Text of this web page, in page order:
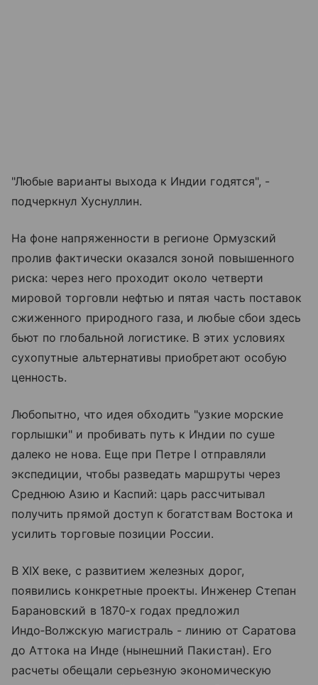
"Любые варианты выхода к Индии годятся", -
подчеркнул Хуснуллин.
На фоне напряженности в регионе Ормузский
пролив фактически оказался зоной повышенного
риска: через него проходит около четверти
мировой торговли нефтью и пятая часть поставок
сжиженного природного газа, и любые сбои здесь
бьют по глобальной логистике. В этих условиях
сухопутные альтернативы приобретают особую
ценность.
Любопытно, что идея обходить "узкие морские
горлышки" и пробивать путь к Индии по суше
далеко не нова. Еще при Петре I отправляли
экспедиции, чтобы разведать маршруты через
Среднюю Азию и Каспий: царь рассчитывал
получить прямой доступ к богатствам Востока и
усилить торговые позиции России.
В XIX веке, с развитием железных дорог,
появились конкретные проекты. Инженер Степан
Барановский в 1870‑х годах предложил
Индо‑Волжскую магистраль - линию от Саратова
до Аттока на Инде (нынешний Пакистан). Его
расчеты обещали серьезную экономическую